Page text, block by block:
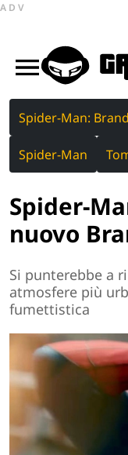
ADV
Spider-Man:
Spider-Man
Spider-
nuovo
Si punterebbe a
atmosfere più
fumettistica